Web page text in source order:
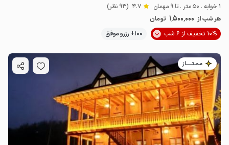
1 خوابه . 50 متر . تا 9 مهمان 4.7 (93 نظر)
هر شب از 1٬500٬000 تومان
10% تخفیف از 6 شب
100+ رزرو موفق
مـمـتــــــاز